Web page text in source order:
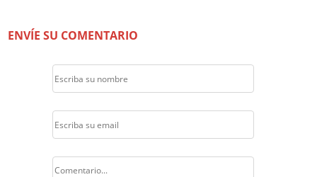
ENVÍE SU COMENTARIO